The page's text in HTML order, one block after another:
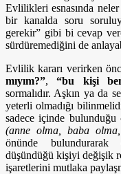
Evlilikleri esnasında
bir kanalda soru
gerekir” gibi bi cevap
sürdüremediğini de
Evlilik kararı verirken
mıyım?”,“bu kişi
sormalıdır. Aşkın ya da
yeterli olmadığı
sadece içinde
(anne olma, baba
önünde
düşündüğü kişiyi değişik
işaretlerini mutlaka